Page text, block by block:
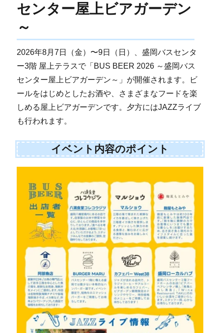
センター屋上ビアガーデン
～
2026年8月7日（金）〜9日（日）、盛岡バスセンタ
ー3階 屋上テラスで「BUS BEER 2026 ～盛岡バス
センター屋上ビアガーデン～」が開催されます。ビ
ールをはじめとしたお酒や、さまざまなフードを楽
しめる屋上ビアガーデンです。夕方にはJAZZライブ
も行われます。
イベント内容のポイント